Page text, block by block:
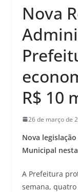
Nova
R$ 10
26 de março de
Nova
Municipal
A Prefeitura
semana, quatro